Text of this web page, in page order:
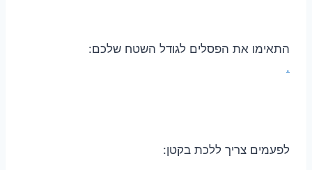
התאימו את הפסלים לגודל השטח שלכם:
.
לפעמים צריך ללכת בקטן: